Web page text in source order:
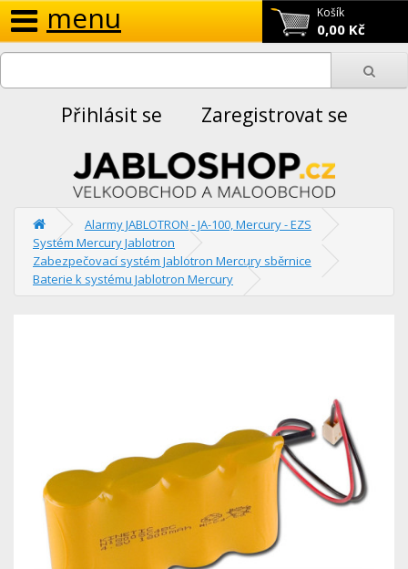
Košík
0,00 Kč
menu
Přihlásit se Zaregistrovat se
Alarmy JABLOTRON - JA-100, Mercury - EZS
Systém Mercury Jablotron
Zabezpečovací systém Jablotron Mercury sběrnice
Baterie k systému Jablotron Mercury